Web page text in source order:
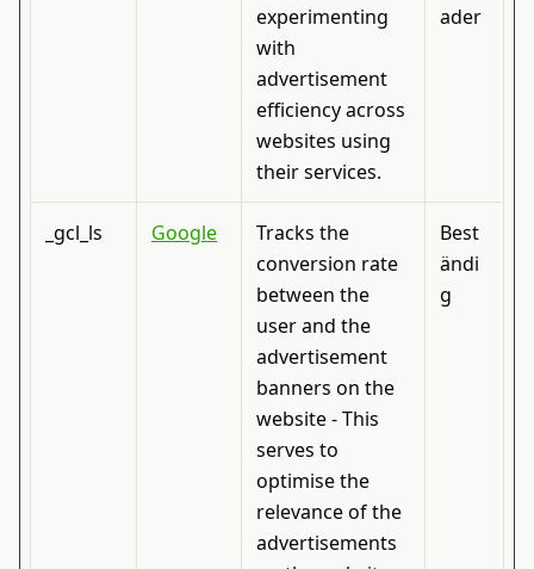
experimenting
with
advertisement
efficiency across
websites using
their services.
ader
_gcl_ls Google
Tracks the
conversion rate
between the
user and the
advertisement
banners on the
website - This
serves to
optimise the
relevance of the
advertisements
Best
ändi
g